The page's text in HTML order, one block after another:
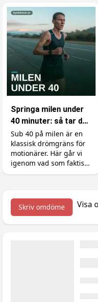
Springa milen under
40 minuter: så tar du
dig under
drömgränsen
Sub 40 på milen är en
klassisk drömgräns för
motionärer. Här går vi
igenom vad som faktiskt
krävs, hur du lägger
sista sekunderna.
Skriv omdöme Visa